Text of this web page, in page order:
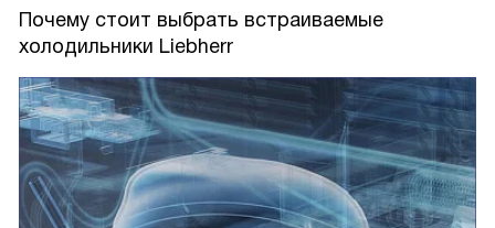
Почему стоит выбрать встраиваемые
холодильники Liebherr